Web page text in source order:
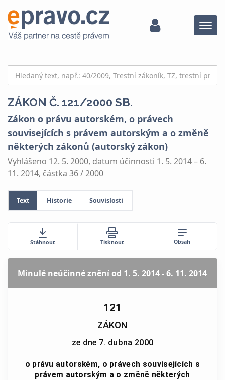
Menu
ZÁKON Č. 121/2000 SB.
Zákon o právu autorském, o právech
souvisejících s právem autorským a o změně
některých zákonů (autorský zákon)
Vyhlášeno 12. 5. 2000, datum účinnosti 1. 5. 2014 – 6.
11. 2014, částka 36 / 2000
Text Historie Souvislosti
Stáhnout Tisknout Obsah
Minulé neúčinné zněníod 1. 5. 2014 - 6. 11. 2014
121
ZÁKON
ze dne 7. dubna 2000
o právu autorském, o právech souvisejících s
právem autorským a o změně některých